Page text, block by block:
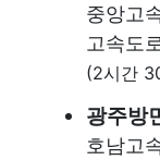
중앙고
고속도
(2시간
광주방
호남고